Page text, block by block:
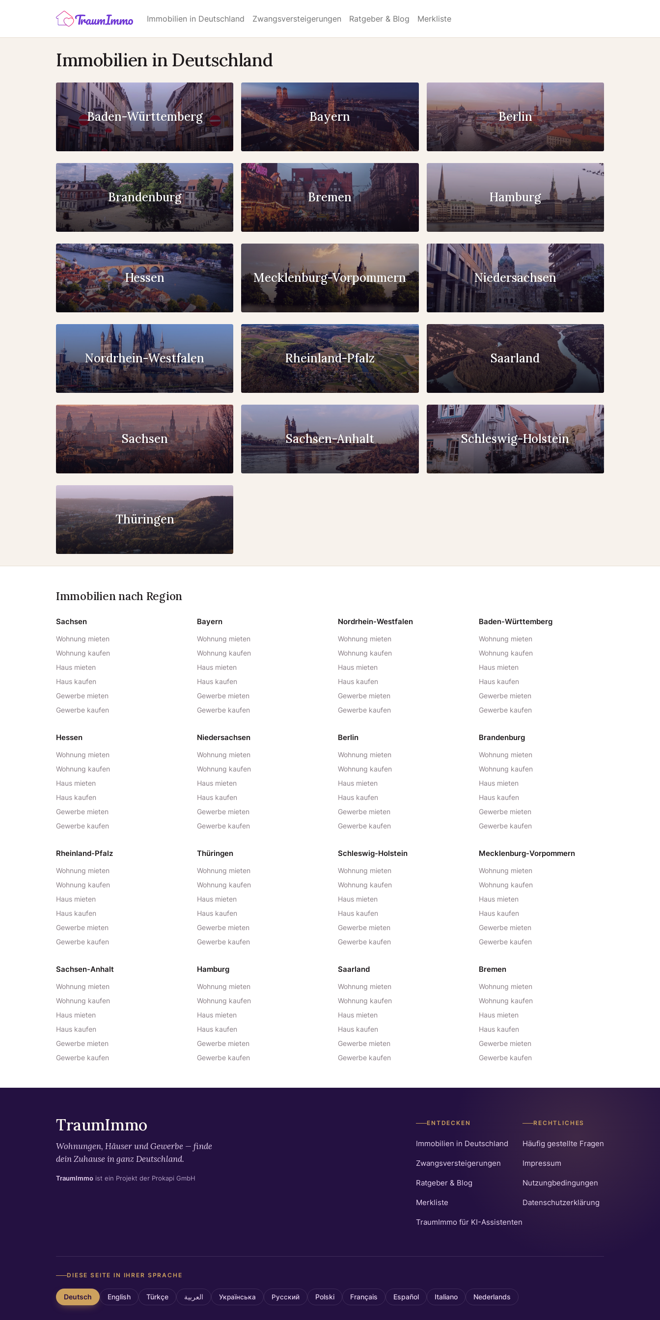
Immobilien in Deutschland Zwangsversteigerungen Ratgeber & Blog Merkliste
Immobilien in Deutschland
Baden-Württemberg Bayern Berlin
Brandenburg Bremen Hamburg
Hessen Mecklenburg-Vorpommern Niedersachsen
Nordrhein-Westfalen Rheinland-Pfalz Saarland
Sachsen Sachsen-Anhalt Schleswig-Holstein
Thüringen
Immobilien nach Region
Sachsen
Wohnung mieten
Wohnung kaufen
Haus mieten
Haus kaufen
Gewerbe mieten
Gewerbe kaufen
Bayern
Wohnung mieten
Wohnung kaufen
Haus mieten
Haus kaufen
Gewerbe mieten
Gewerbe kaufen
Nordrhein-Westfalen
Wohnung mieten
Wohnung kaufen
Haus mieten
Haus kaufen
Gewerbe mieten
Gewerbe kaufen
Baden-Württemberg
Wohnung mieten
Wohnung kaufen
Haus mieten
Haus kaufen
Gewerbe mieten
Gewerbe kaufen
Hessen
Wohnung mieten
Wohnung kaufen
Haus mieten
Haus kaufen
Gewerbe mieten
Gewerbe kaufen
Niedersachsen
Wohnung mieten
Wohnung kaufen
Haus mieten
Haus kaufen
Gewerbe mieten
Gewerbe kaufen
Berlin
Wohnung mieten
Wohnung kaufen
Haus mieten
Haus kaufen
Gewerbe mieten
Gewerbe kaufen
Brandenburg
Wohnung mieten
Wohnung kaufen
Haus mieten
Haus kaufen
Gewerbe mieten
Gewerbe kaufen
Rheinland-Pfalz
Wohnung mieten
Wohnung kaufen
Haus mieten
Haus kaufen
Gewerbe mieten
Gewerbe kaufen
Thüringen
Wohnung mieten
Wohnung kaufen
Haus mieten
Haus kaufen
Gewerbe mieten
Gewerbe kaufen
Schleswig-Holstein
Wohnung mieten
Wohnung kaufen
Haus mieten
Haus kaufen
Gewerbe mieten
Gewerbe kaufen
Mecklenburg-Vorpommern
Wohnung mieten
Wohnung kaufen
Haus mieten
Haus kaufen
Gewerbe mieten
Gewerbe kaufen
Sachsen-Anhalt
Wohnung mieten
Wohnung kaufen
Haus mieten
Haus kaufen
Gewerbe mieten
Gewerbe kaufen
Hamburg
Wohnung mieten
Wohnung kaufen
Haus mieten
Haus kaufen
Gewerbe mieten
Gewerbe kaufen
Saarland
Wohnung mieten
Wohnung kaufen
Haus mieten
Haus kaufen
Gewerbe mieten
Gewerbe kaufen
Bremen
Wohnung mieten
Wohnung kaufen
Haus mieten
Haus kaufen
Gewerbe mieten
Gewerbe kaufen
TraumImmo
Wohnungen, Häuser und Gewerbe — finde
dein Zuhause in ganz Deutschland.
TraumImmo ist ein Projekt der Prokapi GmbH
ENTDECKEN
Immobilien in Deutschland
Zwangsversteigerungen
Ratgeber & Blog
Merkliste
TraumImmo für KI-Assistenten
RECHTLICHES
Häufig gestellte Fragen
Impressum
Nutzungbedingungen
Datenschutzerklärung
DIESE SEITE IN IHRER SPRACHE
Deutsch English Türkçe العربية Українська Русский Polski Français Español Italiano Nederlands